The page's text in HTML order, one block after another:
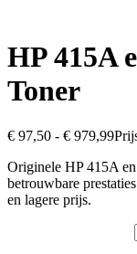
HP 415A
Toner
€ 97,50 - € 979,99
Originele HP 415A
betrouwbare
en lagere prijs.